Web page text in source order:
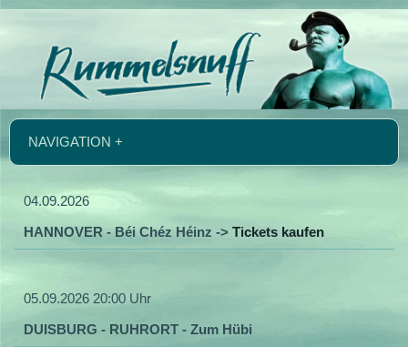
NAVIGATION +
04.09.2026
HANNOVER - Béi Chéz Héinz -> Tickets kaufen
05.09.2026 20:00 Uhr
DUISBURG - RUHRORT - Zum Hübi